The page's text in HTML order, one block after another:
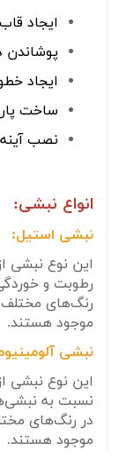
ایجاد
پوشاندن
ایجاد
ساخت
نصب آینه
انواع نبشی:
نبشی استیل:
این نوع نبشی
رطوبت و
رنگ‌های مختلف
موجود هستند.
نبشی
این نوع نبشی
نسبت به
در رنگ‌های
موجود هستند.